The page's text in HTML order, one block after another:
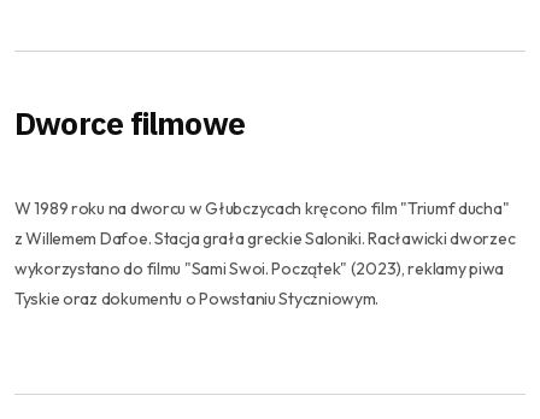
Dworce filmowe
W 1989 roku na dworcu w Głubczycach kręcono film "Triumf ducha"
z Willemem Dafoe. Stacja grała greckie Saloniki. Racławicki dworzec
wykorzystano do filmu "Sami Swoi. Początek" (2023), reklamy piwa
Tyskie oraz dokumentu o Powstaniu Styczniowym.